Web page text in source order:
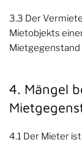
3.3 Der
Mietobjekts
Mietgegenstand
4. Mängel
4.1 Der Mieter